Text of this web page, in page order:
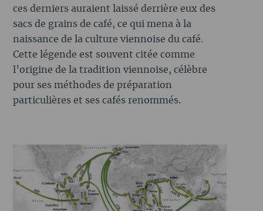
ces derniers auraient laissé derrière eux des
sacs de grains de café, ce qui mena à la
naissance de la culture viennoise du café.
Cette légende est souvent citée comme
l’origine de la tradition viennoise, célèbre
pour ses méthodes de préparation
particulières et ses cafés renommés.